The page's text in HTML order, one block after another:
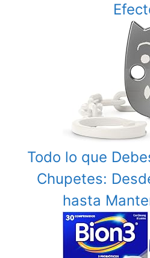
Todo lo que
Chupetes:
hasta